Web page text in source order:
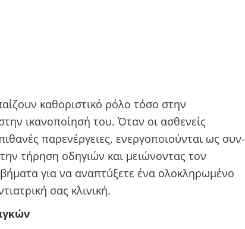
καθοριστικό ρόλο τόσο στην
ικανοποίησή του. Όταν οι ασθενείς
παρενέργειες, ενεργοποιούνται ως συν-
τήρηση οδηγιών και μειώνοντας τον
για να αναπτύξετε ένα ολοκληρωμένο
σας κλινική.